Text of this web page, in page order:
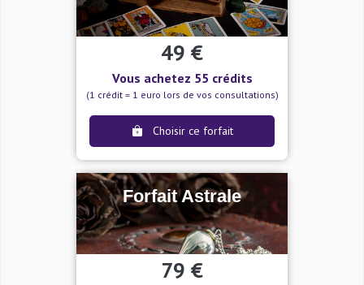
49 €
Vous achetez 55 crédits
(1 crédit = 1 euro lors de vos consultations)
Choisir ce forfait
Forfait Astrale
79 €